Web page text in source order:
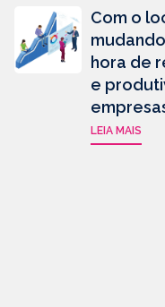
Com o
hora de
e
LEIA MAIS